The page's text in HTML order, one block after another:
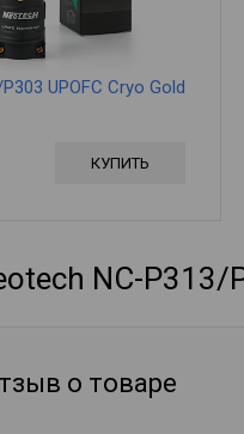
UPOFC Cryo Gold
КУПИТЬ
NC-P313/
о товаре